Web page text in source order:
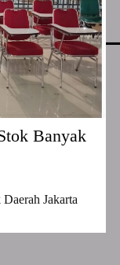
Banyak
Jakarta